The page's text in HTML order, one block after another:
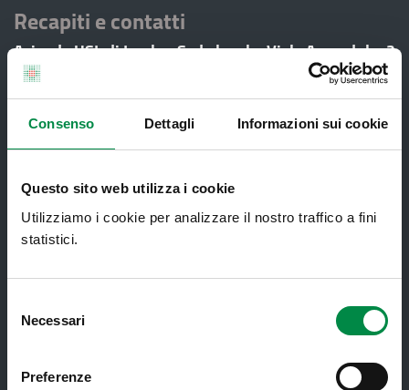
Consenso Dettagli Informazioni sui cookie
Questo sito web utilizza i cookie
Utilizziamo i cookie per analizzare il nostro traffico a fini
statistici.
delNecessari
Preferenze
Recapiti e contatti
Azienda USL di Imola - Sede legale: Viale Amendola, 2
- 40026 Imola
T. +39 0542 604111 - F. +39 0542 604013 - CF
90000900374 - Partita IVA 00705271203
Servizi al cittadino
Ambulatori di Continuità Assistenziale
Assistenza sanitaria transfrontaliera